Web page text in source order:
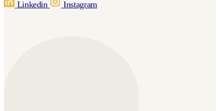
Linkedin Instagram